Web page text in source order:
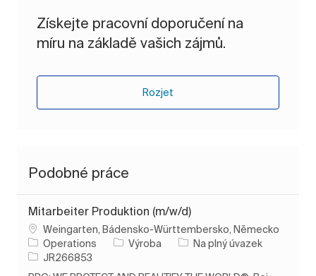
Získejte pracovní doporučení na
míru na základě vašich zájmů.
Rozjet
Podobné práce
Mitarbeiter Produktion (m/w/d)
Umístění
Weingarten, Bádensko-Württembersko, Německo
Operations
Kategorie
Výroba Typ úlohy
Na plný úvazek
ID úlohy
JR266853